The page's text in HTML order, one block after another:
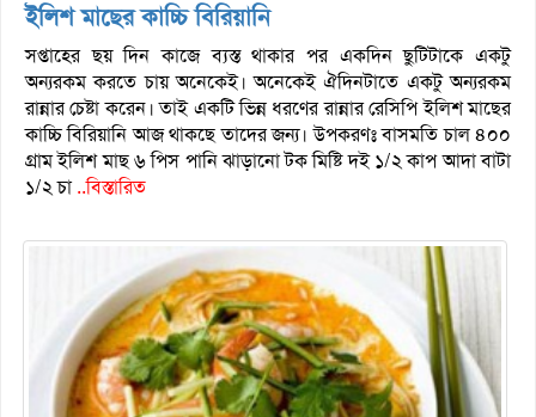
ইলিশ মাছের কাচ্চি বিরিয়ানি
সপ্তাহের ছয় দিন কাজে ব্যস্ত থাকার পর একদিন ছুটিটাকে একটু
অন্যরকম করতে চায় অনেকেই। অনেকেই ঐদিনটাতে একটু অন্যরকম
রান্নার চেষ্টা করেন। তাই একটি ভিন্ন ধরণের রান্নার রেসিপি ইলিশ মাছের
কাচ্চি বিরিয়ানি আজ থাকছে তাদের জন্য। উপকরণঃ বাসমতি চাল ৪০০
গ্রাম ইলিশ মাছ ৬ পিস পানি ঝাড়ানো টক মিষ্টি দই ১/২ কাপ আদা বাটা
১/২ চা..বিস্তারিত